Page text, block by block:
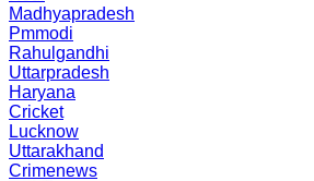
Madhyapradesh
Pmmodi
Rahulgandhi
Uttarpradesh
Haryana
Cricket
Lucknow
Uttarakhand
Crimenews